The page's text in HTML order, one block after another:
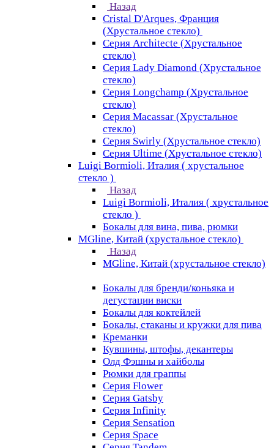
Назад
Cristal D'Arques, Франция
(Хрустальное стекло)
Серия Architecte (Хрустальное
стекло)
Серия Lady Diamond (Хрустальное
стекло)
Серия Longchamp (Хрустальное
стекло)
Серия Macassar (Хрустальное
стекло)
Серия Swirly (Хрустальное стекло)
Серия Ultime (Хрустальное стекло)
Luigi Bormioli, Италия ( хрустальное
стекло )
Назад
Luigi Bormioli, Италия ( хрустальное
стекло )
Бокалы для вина, пива, рюмки
MGline, Китай (хрустальное стекло)
Назад
MGline, Китай (хрустальное стекло)
Бокалы для бренди/коньяка и
дегустации виски
Бокалы для коктейлей
Бокалы, стаканы и кружки для пива
Креманки
Кувшины, штофы, декантеры
Олд Фэшны и хайболы
Рюмки для граппы
Серия Flower
Серия Gatsby
Серия Infinity
Серия Sensation
Серия Space